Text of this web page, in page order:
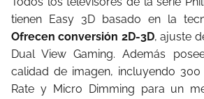
tienen Easy 3D basado en la
Ofrecen conversión 2D-3D, ajuste
Dual View Gaming. Además
calidad de imagen, incluyendo
Rate y Micro Dimming para un